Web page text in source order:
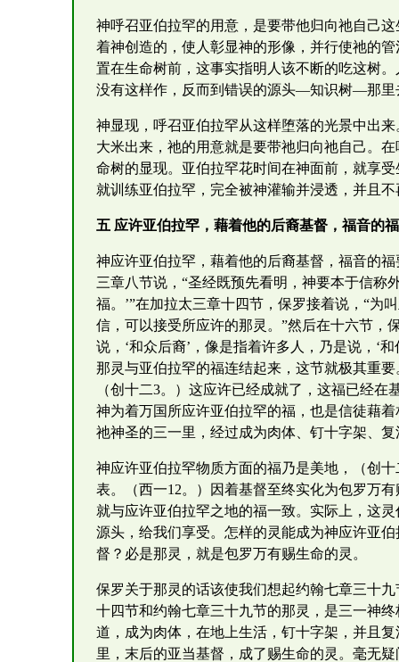
神呼召亚伯拉罕的用意，是要带他归向祂自己
着神创造的，使人彰显神的形像，并行使祂的
置在生命树前，这事实指明人该不断的吃这树
没有这样作，反而到错误的源头—知识树—那里
神显现，呼召亚伯拉罕从这样堕落的光景中出
大米出来，祂的用意就是要带祂归向祂自己。
命树的显现。亚伯拉罕花时间在神面前，就享
就训练亚伯拉罕，完全被神灌输并浸透，并且
五 应许亚伯拉罕，藉着他的后裔基督，福音的
神应许亚伯拉罕，藉着他的后裔基督，福音的
三章八节说，“圣经既预先看明，神要本于信称
福。’”在加拉太三章十四节，保罗接着说，“为
信，可以接受所应许的那灵。”然后在十六节，
说，‘和众后裔’，像是指着许多人，乃是说，‘
那灵与亚伯拉罕的福连结起来，这节就极其重
（创十二3。）这应许已经成就了，这福已经
神为着万国所应许亚伯拉罕的福，也是信徒藉
祂神圣的三一里，经过成为肉体、钉十字架、
神应许亚伯拉罕物质方面的福乃是美地，（创
表。（西一12。）因着基督至终实化为包罗万
就与应许亚伯拉罕之地的福一致。实际上，这
源头，给我们享受。怎样的灵能成为神应许亚
督？必是那灵，就是包罗万有赐生命的灵。
保罗关于那灵的话该使我们想起约翰七章三十
十四节和约翰七章三十九节的那灵，是三一神
道，成为肉体，在地上生活，钉十字架，并且
里，末后的亚当基督，成了赐生命的灵。毫无